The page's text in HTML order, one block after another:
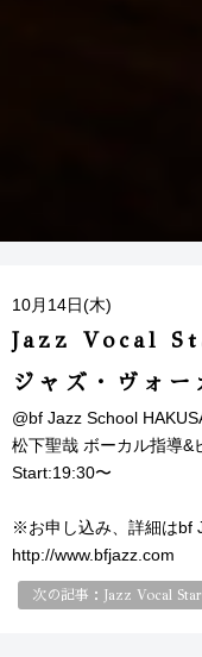
10月14日(木)
Jazz Vocal
ジャズ・ヴォー
@bf Jazz School
松下聖哉 ボーカル指導&
Start:19:30〜
※お申し込み、詳細はbf
http://www.bfjazz.com